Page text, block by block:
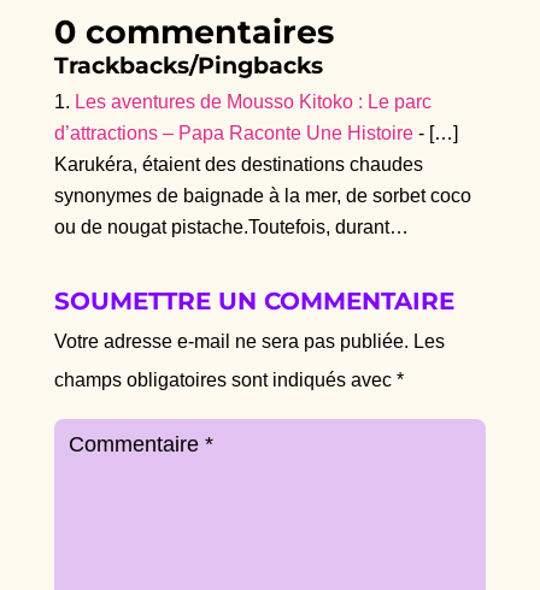
0 commentaires
Trackbacks/Pingbacks
Les aventures de Mousso Kitoko : Le parc
d’attractions – Papa Raconte Une Histoire- […]
Karukéra, étaient des destinations chaudes
synonymes de baignade à la mer, de sorbet coco
ou de nougat pistache.Toutefois, durant…
SOUMETTRE UN COMMENTAIRE
Votre adresse e-mail ne sera pas publiée. Les
champs obligatoires sont indiqués avec *